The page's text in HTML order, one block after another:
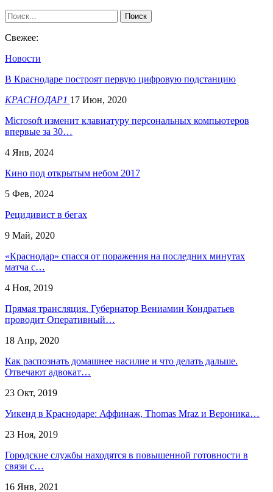
Свежее:
Новости
В Краснодаре построят первую цифровую подстанцию
КРАСНОДАР1 17 Июн, 2020
​Microsoft изменит клавиатуру персональных компьютеров
впервые за 30…
4 Янв, 2024
Кино под открытым небом 2017
5 Фев, 2024
Рецидивист в бегах
9 Май, 2020
«Краснодар» спасся от поражения на последних минутах
матча с…
4 Ноя, 2019
Прямая трансляция. Губернатор Вениамин Кондратьев
проводит Оперативный…
18 Апр, 2020
Как распознать домашнее насилие и что делать дальше.
Отвечают адвокат…
23 Окт, 2019
Уикенд в Краснодаре: Аффинаж, Thomas Mraz и Вероника…
23 Ноя, 2019
Городские службы находятся в повышенной готовности в
связи с…
16 Янв, 2021